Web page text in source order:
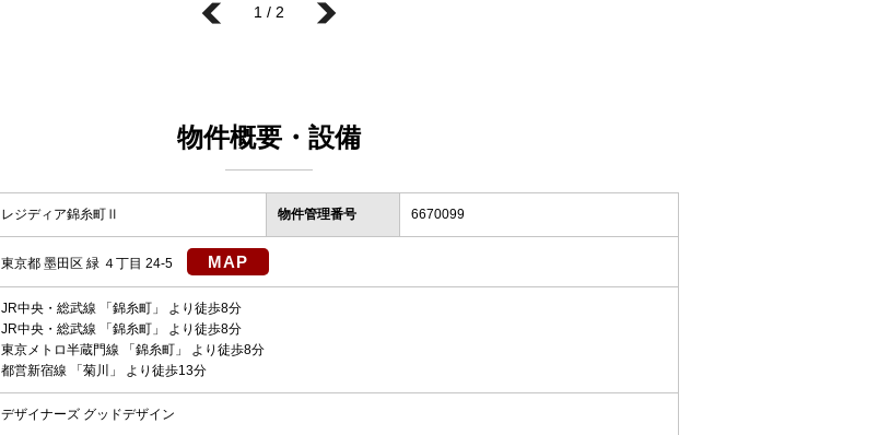
1 / 2
物件概要・設備
レジディア錦糸町Ⅱ 物件管理番号 6670099
東京都 墨田区 緑 ４丁目 24-5 MAP
JR中央・総武線 「 錦糸町 」 より徒歩8分
JR中央・総武線 「 錦糸町 」 より徒歩8分
東京メトロ半蔵門線 「 錦糸町 」 より徒歩8分
都営新宿線 「 菊川 」 より徒歩13分
デザイナーズ グッドデザイン